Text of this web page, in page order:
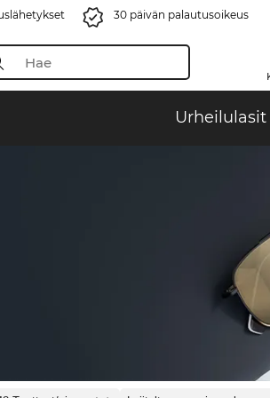
30 päivän palautusoikeus
Urheilulasit